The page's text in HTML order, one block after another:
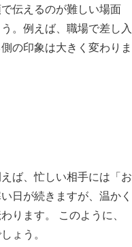
伝えるのが難しい場面
。例えば、職場で差し入
の印象は大きく変わりま
ば、忙しい相手には「お
日が続きますが、温かく
ります。 このように、
ょう。